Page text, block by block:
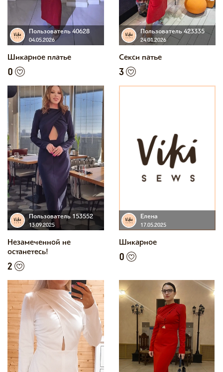
Пользователь 40628
04.05.2026
Шикарное платье
0
Пользователь 423335
24.01.2026
Секси патье
3
Пользователь 153552
13.09.2025
Незамеченной не
останетесь!
2
Елена
17.05.2025
Шикарное
0